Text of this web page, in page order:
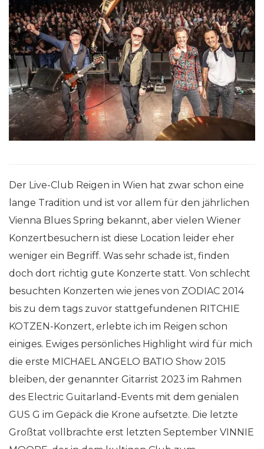
Der Live-Club Reigen in Wien hat zwar schon eine
lange Tradition und ist vor allem für den jährlichen
Vienna Blues Spring bekannt, aber vielen Wiener
Konzertbesuchern ist diese Location leider eher
weniger ein Begriff. Was sehr schade ist, finden
doch dort richtig gute Konzerte statt. Von schlecht
besuchten Konzerten wie jenes von ZODIAC 2014
bis zu dem tags zuvor stattgefundenen RITCHIE
KOTZEN-Konzert, erlebte ich im Reigen schon
einiges. Ewiges persönliches Highlight wird für mich
die erste MICHAEL ANGELO BATIO Show 2015
bleiben, der genannter Gitarrist 2023 im Rahmen
des Electric Guitarland-Events mit dem genialen
GUS G im Gepäck die Krone aufsetzte. Die letzte
Großtat vollbrachte erst letzten September VINNIE